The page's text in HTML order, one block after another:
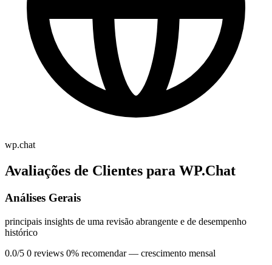
wp.chat
Avaliações de Clientes para WP.Chat
Análises Gerais
principais insights de uma revisão abrangente e de desempenho
histórico
0.0/5 0 reviews 0% recomendar — crescimento mensal